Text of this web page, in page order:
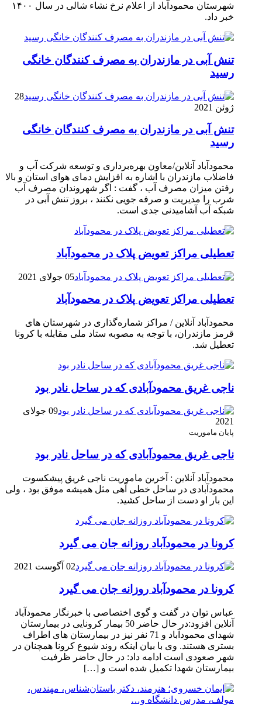
شهرستان محمودآباد از اعلام نرخ نشاء شالی در سال ۱۴۰۰
خبر داد.
تنش آبی در مازندران به مصرف كنندگان خانگی
رسيد
28
ژوئن 2021
تنش آبی در مازندران به مصرف كنندگان خانگی
رسيد
محمودآباد آنلاین/معاون بهره‌برداری و توسعه شرکت آب و
فاضلاب مازندران با اشاره به افزایش دمای هوای استان و بالا
رفتن میزان مصرف آب ، گفت : اگر شهروندان مصرف آب
شرب را مدیریت و صرفه جویی نکنند ، بروز تنش آبی در
شبکه آب آشامیدنی جدی است.
تعطیلی مراکز تعویض پلاک در محمودآباد
05 جولای 2021
تعطیلی مراکز تعویض پلاک در محمودآباد
محمودآباد آنلاین / مراکز شماره‌گذاری در شهر‌ستان های
قرمز مازندران، با توجه به مصوبه ستاد ملی مقابله با کرونا
تعطیل شد.
ناجی غریق محمودآبادی که در ساحل نادر بود
09 جولای
2021
پایان ماموریت
ناجی غریق محمودآبادی که در ساحل نادر بود
محمودآباد آنلاین : آخرین ماموریت ناجی غریق پیشکسوت
محمودآبادی در ساحل خطی آهی مثل همیشه موفق بود ، ولی
این بار او دست از ساحل کشید.
کرونا در محمودآباد روزانه جان می گیرد
02 آگوست 2021
کرونا در محمودآباد روزانه جان می گیرد
عباس توان در گفت و گوی اختصاصی با خبرنگار محمودآباد
آنلاین افزود:در حال حاضر 50 بیمار کرونایی در بیمارستان
شهدای محمودآباد و 71 نفر نیز در بیمارستان های اطراف
بستری هستند. وی با بیان اینکه روند شیوع کرونا همچنان در
شهر صعودی است ادامه داد: در حال حاضر ظرفیت
بیمارستان شهدا تکمیل شده است و […]